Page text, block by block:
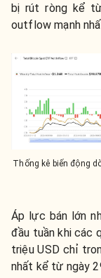
bị rút ròng kể
outflow mạnh
Thống kê biến động
Áp lực bán lớn
đầu tuần khi các
triệu USD chỉ
nhất kể từ ngày